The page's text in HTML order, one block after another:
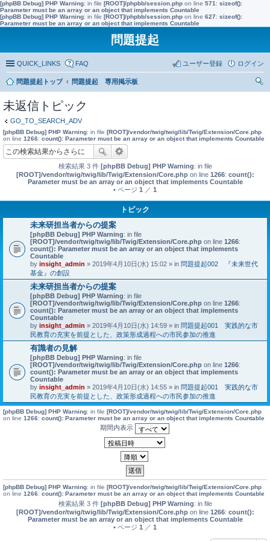
[phpBB Debug] PHP Warning: in file [ROOT]/phpbb/session.php on line 571 : sizeof():
Parameter must be an array or an object that implements Countable
[phpBB Debug] PHP Warning: in file [ROOT]/phpbb/session.php on line 627: sizeof():
Parameter must be an array or an object that implements Countable
問題提起
QUICK_LINKS FAQ ログイン
ユーザー登録
問題提起トップ
問題提起 専用掲示板
未返信トピック
GO_TO_SEARCH_ADV
[phpBB Debug] PHP Warning: in file [ROOT]/vendor/twig/twig/lib/Twig/Extension/Core.php
on line 1266: count(): Parameter must be an array or an object that implements Countable
検索結果 3 件 [phpBB Debug] PHP Warning: in file
[ROOT]/vendor/twig/twig/lib/Twig/Extension/Core.phpon line 1266: count():
Parameter must be an array or an object that implements Countable
• ページ 1 ／ 1
トピック
未来研担当者からの提案
[phpBB Debug] PHP Warning: in file
[ROOT]/vendor/twig/twig/lib/Twig/Extension/Core.php on line 1266:
count(): Parameter must be an array or an object that implements
Countable
by insight_admin » 2019年4月10日(水) 15:02 » in 問題提起002 『未来世代
基金』の創設
未来研担当者からの提案
[phpBB Debug] PHP Warning: in file
[ROOT]/vendor/twig/twig/lib/Twig/Extension/Core.php on line 1266:
count(): Parameter must be an array or an object that implements
Countable
by insight_admin » 2019年4月10日(水) 14:59 » in 問題提起001 実践的な市
民教育の充実を前提とした、政策形成過程への市民参加の推進
有識者の見解
[phpBB Debug] PHP Warning: in file
[ROOT]/vendor/twig/twig/lib/Twig/Extension/Core.php on line 1266:
count(): Parameter must be an array or an object that implements
Countable
by insight_admin » 2019年4月10日(水) 14:55 » in 問題提起001 実践的な市
民教育の充実を前提とした、政策形成過程への市民参加の推進
[phpBB Debug] PHP Warning: in file [ROOT]/vendor/twig/twig/lib/Twig/Extension/Core.php
on line 1266: count(): Parameter must be an array or an object that implements Countable
期間内表示
[phpBB Debug] PHP Warning: in file [ROOT]/vendor/twig/twig/lib/Twig/Extension/Core.php
on line 1266: count(): Parameter must be an array or an object that implements Countable
検索結果 3 件 [phpBB Debug] PHP Warning: in file
[ROOT]/vendor/twig/twig/lib/Twig/Extension/Core.phpon line 1266: count():
Parameter must be an array or an object that implements Countable
• ページ 1 ／ 1